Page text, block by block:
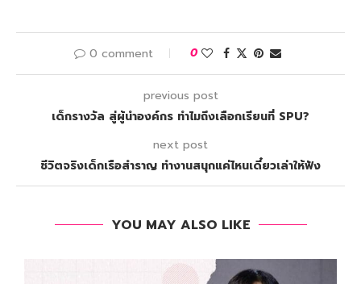
0 comment 0
previous post
เด็กรางวัล สู่ผู้นำองค์กร ทำไมถึงเลือกเรียนที่ SPU?
next post
ชีวิตจริงเด็กเรือสำราญ ทำงานสนุกแค่ไหนเดี๋ยวเล่าให้ฟัง
YOU MAY ALSO LIKE